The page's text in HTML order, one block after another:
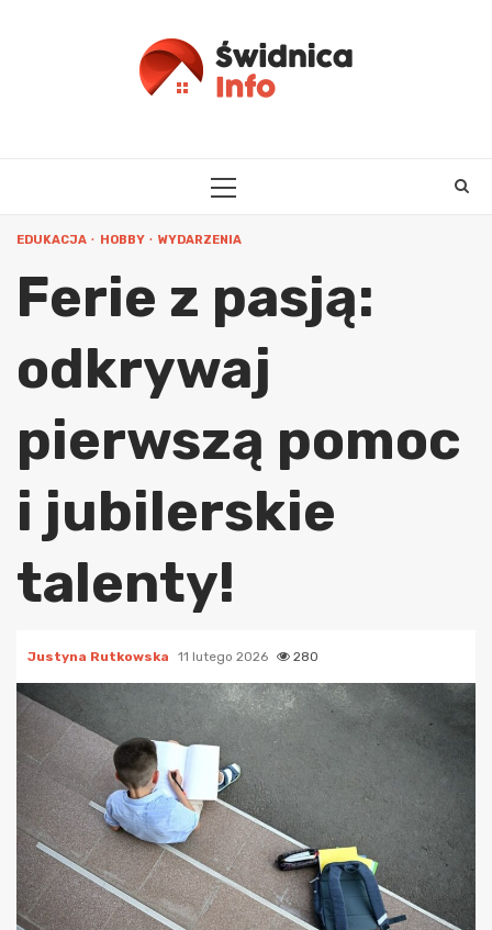
PRIMARY
EDUKACJA HOBBY WYDARZENIA
Ferie z pasją:
odkrywaj
pierwszą pomoc
i jubilerskie
talenty!
Justyna Rutkowska 11 lutego 2026 280